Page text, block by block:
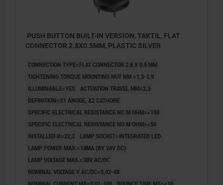
PUSH BUTTON BUILT-IN VERSION, TAKTIL, FLAT
CONNECTOR 2.8X0.5MM, PLASTIC SILVER
CONNECTION TYPE=FLAT CONNECTOR 2.8 X 0.5 MM
TIGHTENING TORQUE MOUNTING NUT NM =1,3-1,9
ILLUMINABLE=YES ACTUATION TRAVEL MM=2,3
DEFINITION=X1 ANODE, X2 CATHODE
SPECIFIC ELECTRICAL RESISTANCE NC M OHM=<100
SPECIFIC ELECTRICAL RESISTANCE NO M OHM=<50
INSTALLED Ø=22,3
LAMP SOCKET=INTEGRATED LED
LAMP POWER MAX.=14MA (BY 24V DC)
LAMP VOLTAGE MAX.=30V AC/DC
NOMINAL VOLTAGE V AC/DC=0,02-48